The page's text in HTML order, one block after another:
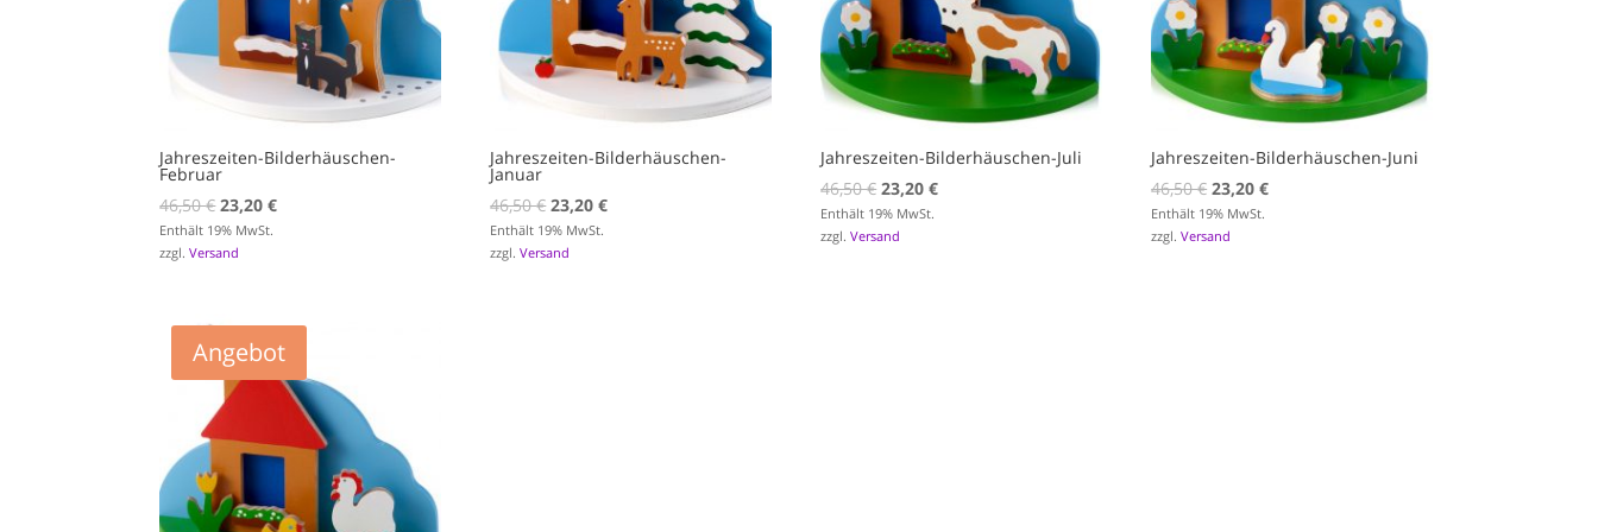
Jahreszeiten-Bilderhäuschen-
Februar
46,50€Ursprünglicher
Preis
war:
23,20€Aktueller
Enthält 19% MwSt.
zzgl.Versand
Jahreszeiten-Bilderhäuschen-
Januar
46,50€Ursprünglicher
Preis
war:
23,20€Aktueller
Enthält 19% MwSt.
zzgl.Versand
Jahreszeiten-Bilderhäuschen-Juli
46,50€ Ursprünglicher
Preis
war:
23,20€Aktueller
Enthält 19% MwSt.
zzgl.Versand
Jahreszeiten-Bilderhäuschen-Juni
46,50€ Ursprünglicher
Preis
war:
23,20€Aktueller
Enthält 19% MwSt.
zzgl.Versand
Angebot